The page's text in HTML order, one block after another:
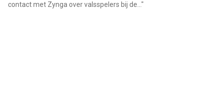
contact met Zynga over valsspelers bij de... "